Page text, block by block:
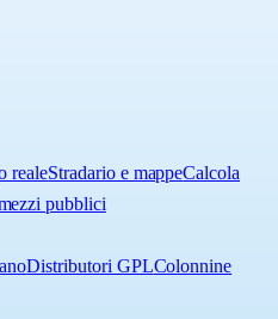
realeStradario e mappeCalcola
pubblici
Distributori GPLColonnine